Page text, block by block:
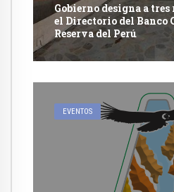
Gobierno designa a
el Directorio del Banco
Reserva del Perú
EVENTOS